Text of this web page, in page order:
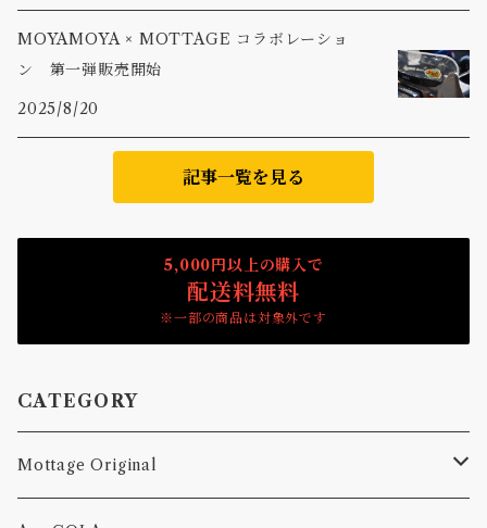
MOYAMOYA × MOTTAGE コラボレーショ
ン 第一弾販売開始
2025/8/20
記事一覧を見る
5,000円以上の購入で
配送料無料
※一部の商品は対象外です
CATEGORY
Mottage Original